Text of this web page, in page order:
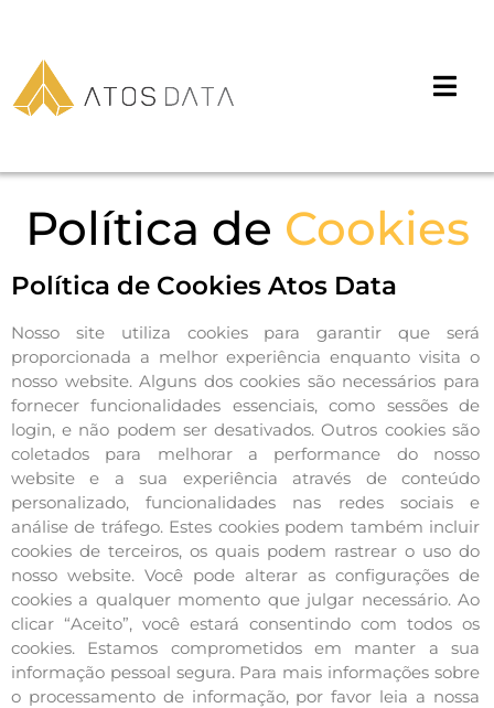
Política de Cookies
Política de Cookies Atos Data
Nosso site utiliza cookies para garantir que será
proporcionada a melhor experiência enquanto visita o
nosso website. Alguns dos cookies são necessários para
fornecer funcionalidades essenciais, como sessões de
login, e não podem ser desativados. Outros cookies são
coletados para melhorar a performance do nosso
website e a sua experiência através de conteúdo
personalizado, funcionalidades nas redes sociais e
análise de tráfego. Estes cookies podem também incluir
cookies de terceiros, os quais podem rastrear o uso do
nosso website. Você pode alterar as configurações de
cookies a qualquer momento que julgar necessário. Ao
clicar “Aceito”, você estará consentindo com todos os
cookies. Estamos comprometidos em manter a sua
informação pessoal segura. Para mais informações sobre
o processamento de informação, por favor leia a nossa